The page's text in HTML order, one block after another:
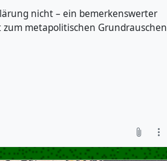
nicht – ein bemerkenswerter
metapolitischen Grundrauschen